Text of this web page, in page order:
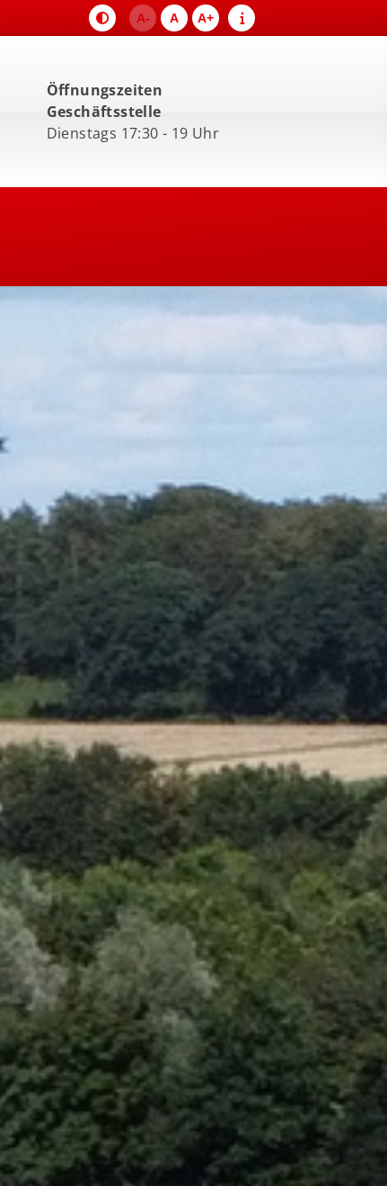
A- A A+
Öffnungszeiten
Geschäftsstelle
Dienstags 17:30 - 19 Uhr